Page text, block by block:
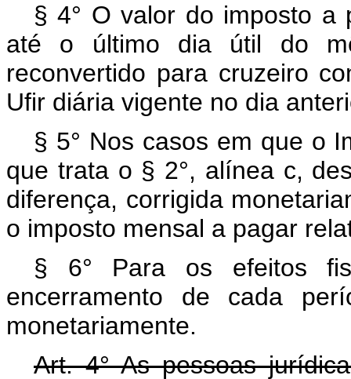
§ 4° O valor do imposto a
até o último dia útil do
reconvertido para cruzeiro
Ufir diária vigente no dia
§ 5° Nos casos em que o
que trata o § 2°, alínea c,
diferença, corrigida
o imposto mensal a pagar
§ 6° Para os efeitos
encerramento de cada
monetariamente.
Art. 4° As pessoas